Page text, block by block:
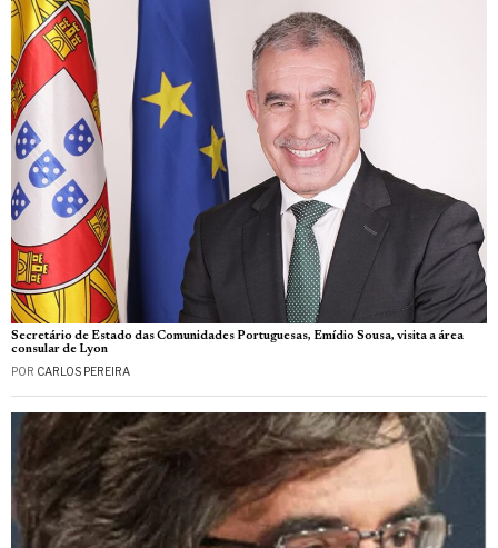
Secretário de Estado das Comunidades Portuguesas, Emídio Sousa, visita a área
consular de Lyon
POR CARLOS PEREIRA